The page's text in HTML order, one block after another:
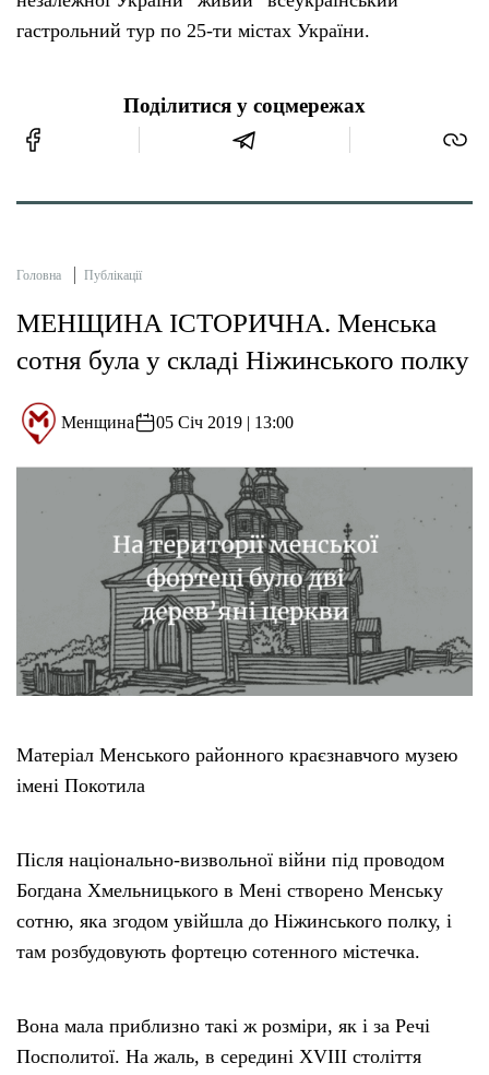
гастрольний тур по 25-ти містах України.
Поділитися у соцмережах
Головна Публікації
МЕНЩИНА ІСТОРИЧНА. Менська
сотня була у складі Ніжинського полку
Менщина 05 Січ 2019 | 13:00
Матеріал Менського районного краєзнавчого музею
імені Покотила
Після національно-визвольної війни під проводом
Богдана Хмельницького в Мені створено Менську
сотню, яка згодом увійшла до Ніжинського полку, і
там розбудовують фортецю сотенного містечка.
Вона мала приблизно такі ж розміри, як і за Речі
Посполитої. На жаль, в середині XVIII століття